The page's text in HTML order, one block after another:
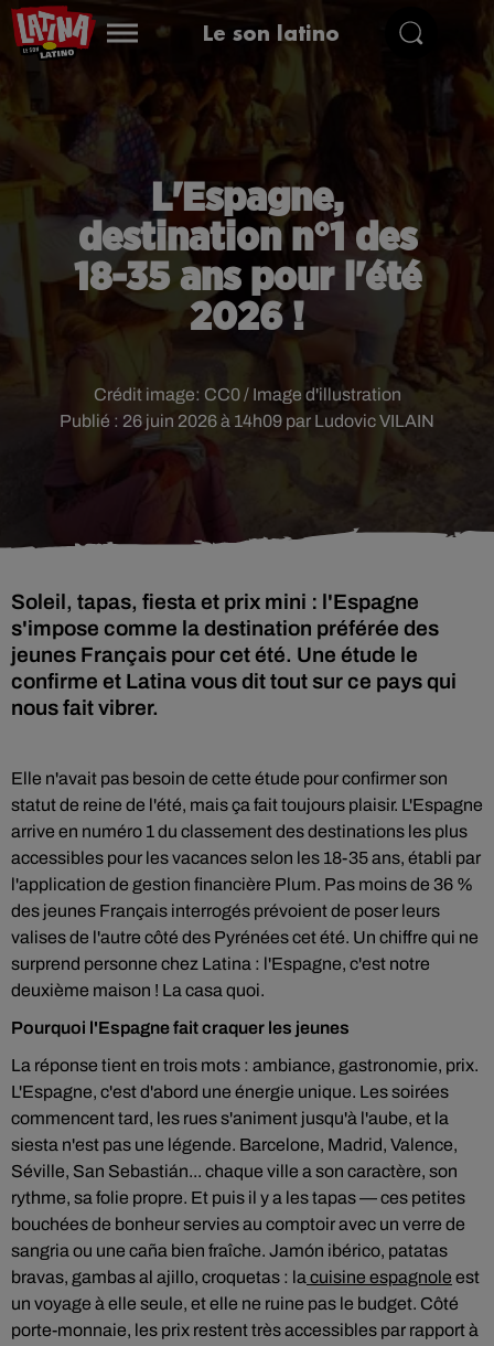
Le son latino
L'Espagne,
destination n°1 des
18-35 ans pour l'été
2026 !
Publié : 26 juin 2026 à 14h09 par Ludovic VILAIN
Crédit image: CC0 / Image d'illustration
Soleil, tapas, fiesta et prix mini : l'Espagne
s'impose comme la destination préférée des
jeunes Français pour cet été. Une étude le
confirme et Latina vous dit tout sur ce pays qui
nous fait vibrer.
Elle n'avait pas besoin de cette étude pour confirmer son
statut de reine de l'été, mais ça fait toujours plaisir. L'Espagne
arrive en numéro 1 du classement des destinations les plus
accessibles pour les vacances selon les 18-35 ans, établi par
l'application de gestion financière Plum. Pas moins de 36 %
des jeunes Français interrogés prévoient de poser leurs
valises de l'autre côté des Pyrénées cet été. Un chiffre qui ne
surprend personne chez Latina : l'Espagne, c'est notre
deuxième maison ! La casa quoi.
Pourquoi l'Espagne fait craquer les jeunes
La réponse tient en trois mots : ambiance, gastronomie, prix.
L'Espagne, c'est d'abord une énergie unique. Les soirées
commencent tard, les rues s'animent jusqu'à l'aube, et la
siesta n'est pas une légende. Barcelone, Madrid, Valence,
Séville, San Sebastián... chaque ville a son caractère, son
rythme, sa folie propre. Et puis il y a les tapas — ces petites
bouchées de bonheur servies au comptoir avec un verre de
sangria ou une caña bien fraîche. Jamón ibérico, patatas
bravas, gambas al ajillo, croquetas : la cuisine espagnole est
un voyage à elle seule, et elle ne ruine pas le budget. Côté
porte-monnaie, les prix restent très accessibles par rapport à